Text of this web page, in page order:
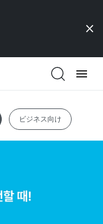
ビジネス向け